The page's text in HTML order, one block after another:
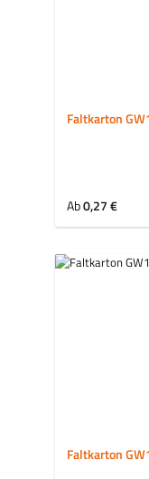
Faltkarton
Regulärer Preis:
Ab0,27 €
Faltkarton